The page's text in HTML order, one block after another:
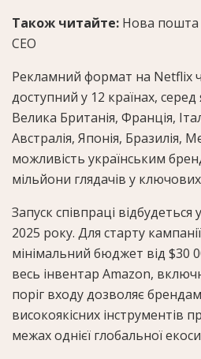
Також читайте: Нова пошта
CEO
Рекламний формат на Netflix
доступний у 12 країнах,
Велика Британія, Франція,
Австралія, Японія, Бразилія,
можливість українським
мільйони глядачів у ключових
Запуск співпраці
2025 року. Для старту
мінімальний бюджет від $30
весь інвентар Amazon,
поріг входу дозволяє
високоякісних інструментів
межах однієї глобальної